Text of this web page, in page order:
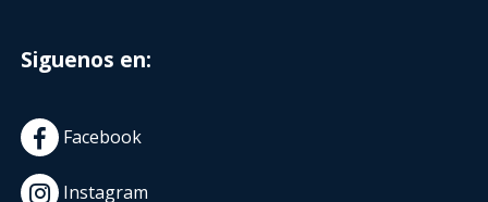
Siguenos en:
Facebook
Instagram